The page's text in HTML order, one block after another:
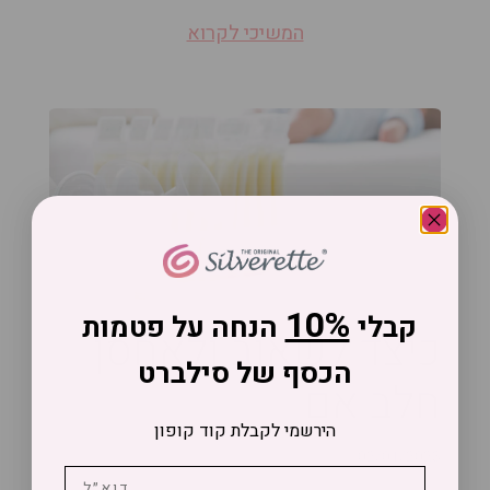
המשיכי לקרוא
כיצד לשאוב ולאחסן
חלב אם
קבלי10% הנחה על פטמות
הכסף של סילברט
הירשמי לקבלת קוד קופון